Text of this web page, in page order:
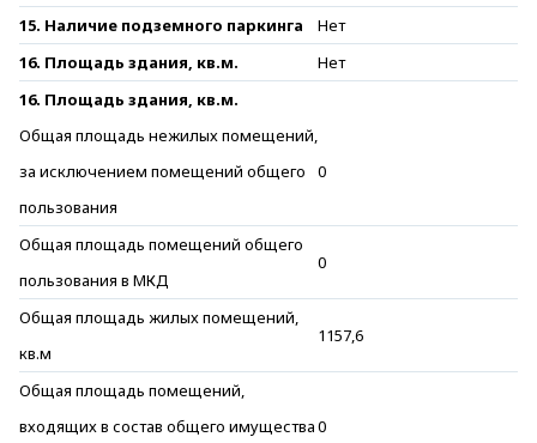
15. Наличие подземного паркинга
Нет
16. Площадь здания, кв.м.
Нет
16. Площадь здания, кв.м.
Общая площадь нежилых помещений,
за исключением помещений общего
пользования
0
Общая площадь помещений общего
пользования в МКД
0
Общая площадь жилых помещений,
кв.м
1157,6
Общая площадь помещений,
входящих в состав общего имущества0